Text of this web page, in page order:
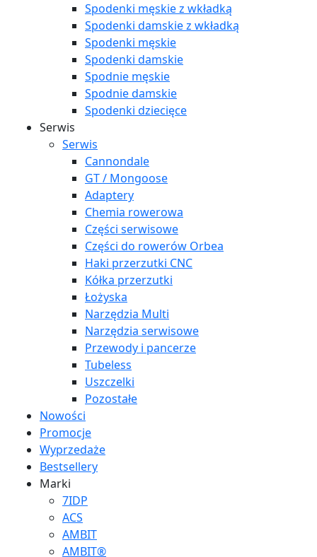
Spodenki męskie z wkładką
Spodenki damskie z wkładką
Spodenki męskie
Spodenki damskie
Spodnie męskie
Spodnie damskie
Spodenki dziecięce
Serwis
Serwis
Cannondale
GT / Mongoose
Adaptery
Chemia rowerowa
Części serwisowe
Części do rowerów Orbea
Haki przerzutki CNC
Kółka przerzutki
Łożyska
Narzędzia Multi
Narzędzia serwisowe
Przewody i pancerze
Tubeless
Uszczelki
Pozostałe
Nowości
Promocje
Wyprzedaże
Bestsellery
Marki
7IDP
ACS
AMBIT
AMBIT®